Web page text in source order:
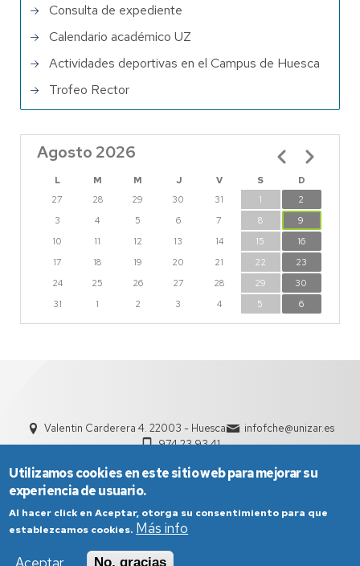
Consulta de expediente
Calendario académico UZ
Actividades deportivas en el Campus de Huesca
Trofeo Rector
Agosto 2026
L M M J V S
D
27
28 29 30 31 1
2
3
4 5 6 7 8
9
10
11 12 13 14 15
16
17
18 19 20 21 22
23
24
25 26 27 28 29
30
31
1 2 3 4 5 6
Paginación
Valentin Carderera 4. 22003 - Huesca
infofche@unizar.es
974 23 93 41
Utilizamos cookies en este sitio web para mejorar su
experiencia de usuario.
Al hacer click en Aceptar, otorga su consentimiento para que
establezcamos cookies. Más info
No, gracias